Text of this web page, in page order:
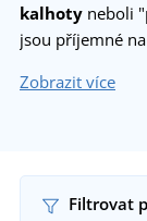
kalhoty neboli
jsou příjemné
Zobrazit více
Filtrovat